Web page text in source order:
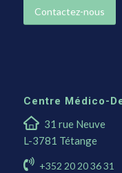
Contactez-nous
Centre Médico-
31 rue Neuve
L-3781 Tétange
+352 20 20 36 31